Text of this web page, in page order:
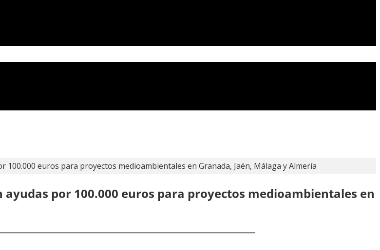
100.000 euros para proyectos medioambientales en Granada, Jaén, Málaga y Almería
por 100.000 euros para proyectos medioambientales en